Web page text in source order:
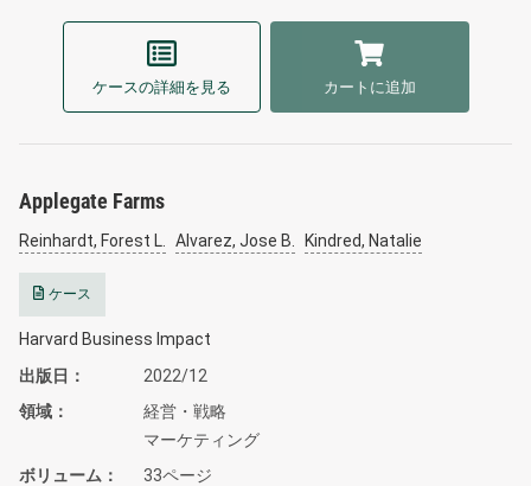
ケースの詳細を見る カートに追加
Applegate Farms
Reinhardt, Forest L. Alvarez, Jose B. Kindred, Natalie
ケース
Harvard Business Impact
出版日
2022/12
領域
経営・戦略
マーケティング
ボリューム
33ページ